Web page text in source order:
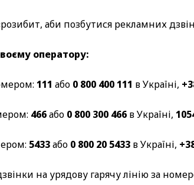
аби позбутися рекламних
оператору:
111 або 0 800 400 111 в Україні,
466або 0 800 300 466 в Україні,
5433або 0 800 20 5433 в Україні,
на урядову гарячу лінію за